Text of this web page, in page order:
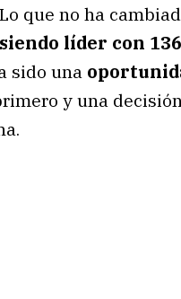
que no ha
líder con
sido una
y una